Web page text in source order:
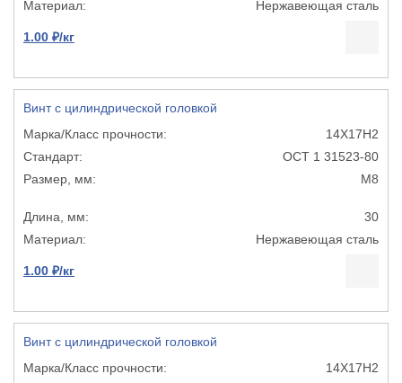
Нержавеющая сталь
1.00 ₽/кг
Винт с цилиндрической головкой
14Х17Н2
ОСТ 1 31523-80
М8
30
Нержавеющая сталь
1.00 ₽/кг
Винт с цилиндрической головкой
14Х17Н2